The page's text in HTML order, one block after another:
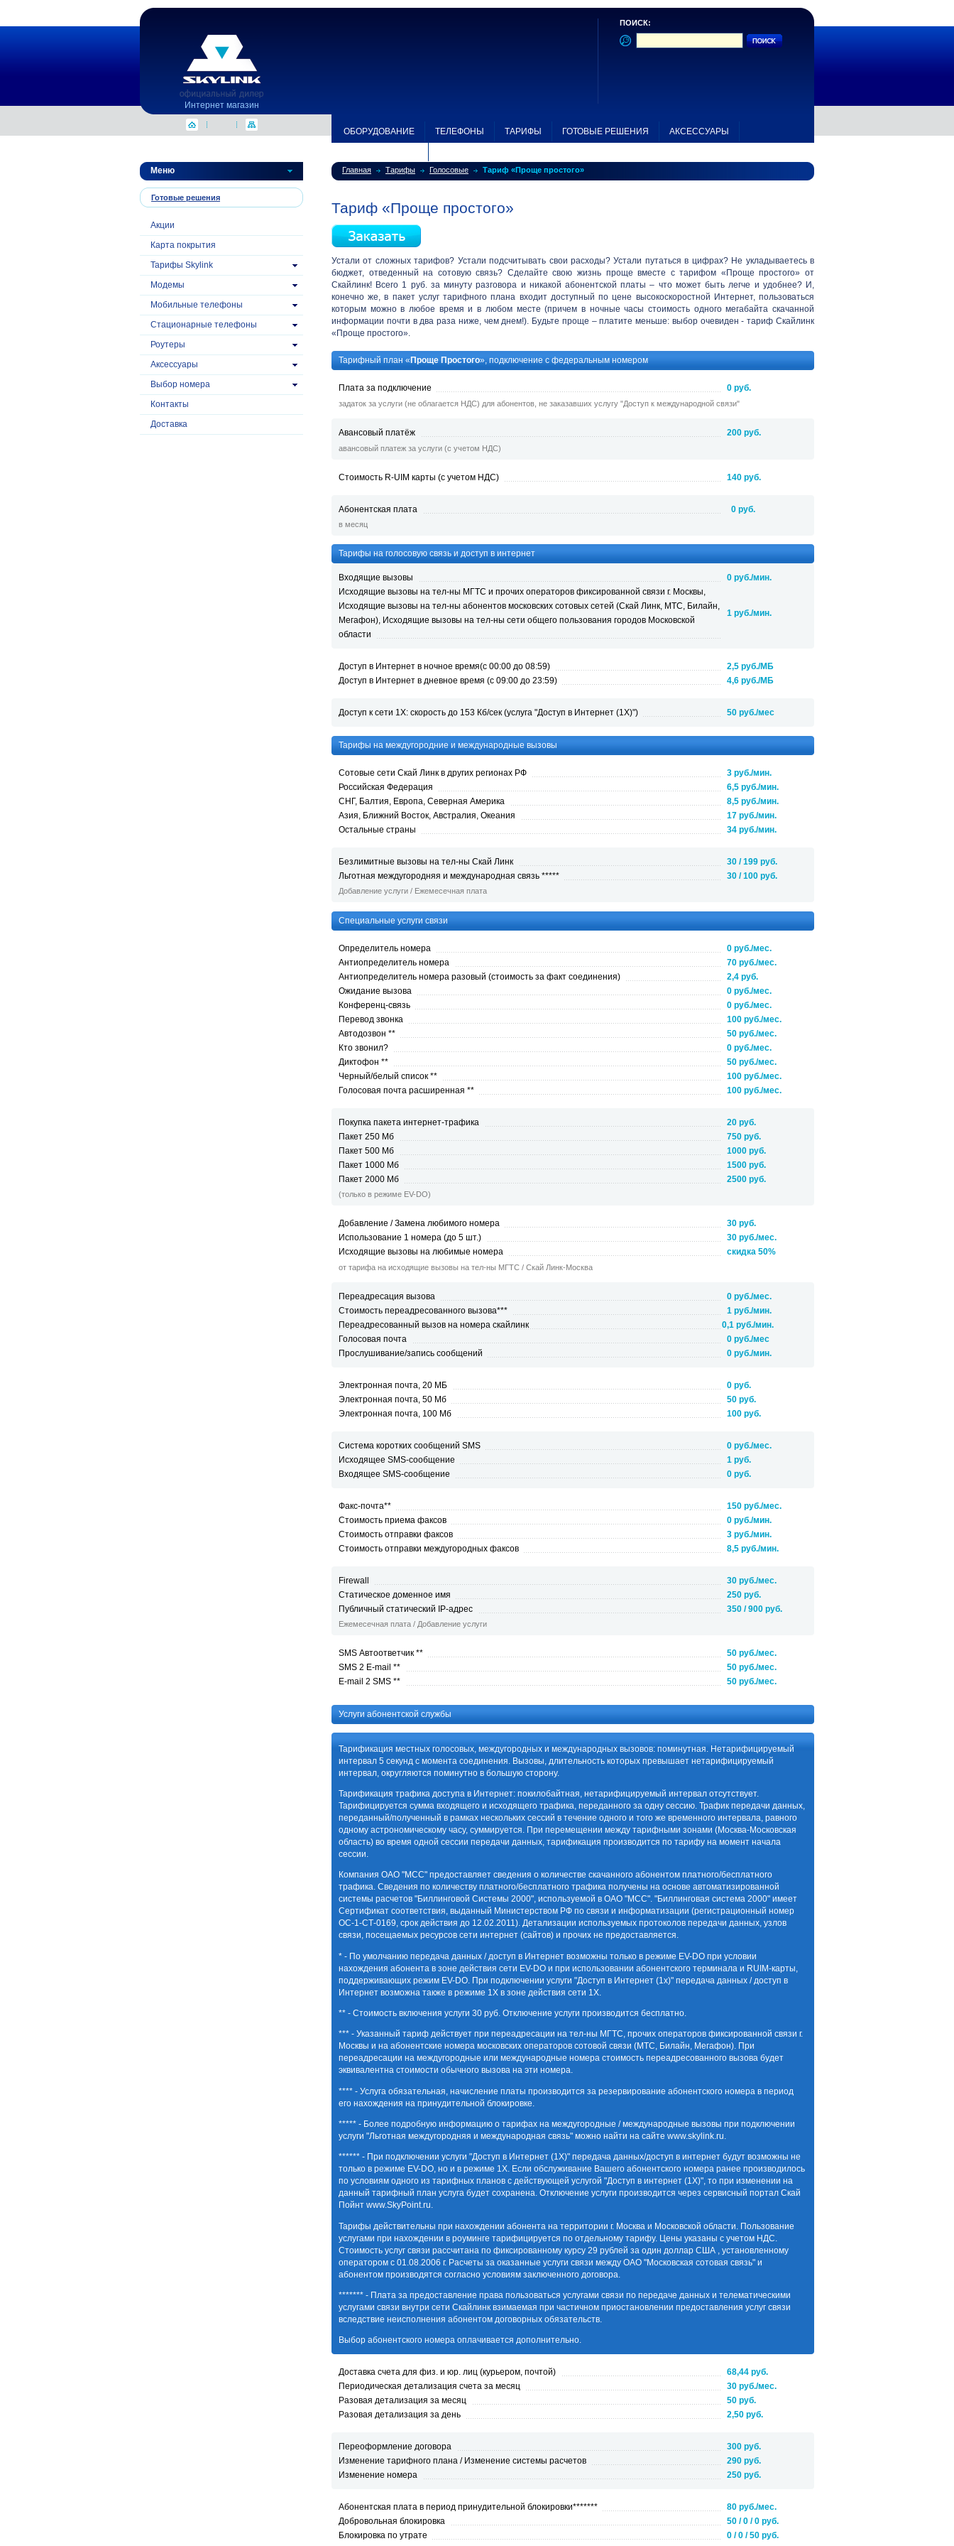
Интернет магазин
ПОИСК:
ОБОРУДОВАНИЕ ТЕЛЕФОНЫ ТАРИФЫ ГОТОВЫЕ РЕШЕНИЯ
АКСЕССУАРЫ
Меню
Готовые решения
Акции
Карта покрытия
Тарифы Skylink
Модемы
Mобильные телефоны
Стационарные телефоны
Роутеры
Аксессуары
Выбор номера
Контакты
Доставка
Главная Тарифы Голосовые Тариф «Проще простого»
Тариф «Проще простого»
Устали от сложных тарифов? Устали подсчитывать свои расходы? Устали путаться в цифрах? Не укладываетесь в
бюджет, отведенный на сотовую связь? Сделайте свою жизнь проще вместе с тарифом «Проще простого» от
Скайлинк! Всего 1 руб. за минуту разговора и никакой абонентской платы – что может быть легче и удобнее? И,
конечно же, в пакет услуг тарифного плана входит доступный по цене высокоскоростной Интернет, пользоваться
которым можно в любое время и в любом месте (причем в ночные часы стоимость одного мегабайта скачанной
информации почти в два раза ниже, чем днем!). Будьте проще – платите меньше: выбор очевиден - тариф Скайлинк
«Проще простого».
Тарифный план « Проще Простого», подключение с федеральным номером
Плата за подключение 0 руб.
задаток за услуги (не облагается НДС) для абонентов, не заказавших услугу "Доступ к международной связи"
Авансовый платёж 200 руб.
авансовый платеж за услуги (с учетом НДС)
Стоимость R-UIM карты (с учетом НДС) 140 руб.
Абонентская плата 0 руб.
в месяц
Тарифы на голосовую связь и доступ в интернет
Входящие вызовы
0 руб./мин.
Исходящие вызовы на тел-ны МГТС и прочих операторов фиксированной связи г. Москвы,
Исходящие вызовы на тел-ны абонентов московских сотовых сетей (Скай Линк, МТС, Билайн,
Мегафон), Исходящие вызовы на тел-ны сети общего пользования городов Московской
области
1 руб./мин.
Доступ в Интернет в ночное время(с 00:00 до 08:59)
2,5 руб./МБ
Доступ в Интернет в дневное время (с 09:00 до 23:59)
4,6 руб./МБ
Доступ к сети 1Х: скорость до 153 Кб/сек (услуга "Доступ в Интернет (1Х)") 50 руб./мес
Тарифы на междугородние и международные вызовы
Сотовые сети Скай Линк в других регионах РФ
3 руб./мин.
Российская Федерация
6,5 руб./мин.
СНГ, Балтия, Европа, Северная Америка
8,5 руб./мин.
Азия, Ближний Восток, Австралия, Океания
17 руб./мин.
Остальные страны
34 руб./мин.
Безлимитные вызовы на тел-ны Скай Линк
30 / 199 руб.
Льготная междугородняя и международная связь *****
30 / 100 руб.
Добавление услуги / Ежемесечная плата
Специальные услуги связи
Определитель номера
0 руб./мес.
Антиопределитель номера
70 руб./мес.
Антиопределитель номера разовый (стоимость за факт соединения)
2,4 руб.
Ожидание вызова
0 руб./мес.
Конференц-связь
0 руб./мес.
Перевод звонка
100 руб./мес.
Автодозвон **
50 руб./мес.
Кто звонил?
0 руб./мес.
Диктофон **
50 руб./мес.
Черный/белый список **
100 руб./мес.
Голосовая почта расширенная **
100 руб./мес.
Покупка пакета интернет-трафика
20 руб.
Пакет 250 Мб
750 руб.
Пакет 500 Мб
1000 руб.
Пакет 1000 Мб
1500 руб.
Пакет 2000 Мб
2500 руб.
(только в режиме EV-DO)
Добавление / Замена любимого номера
30 руб.
Использование 1 номера (до 5 шт.)
30 руб./мес.
Исходящие вызовы на любимые номера
скидка 50%
от тарифа на исходящие вызовы на тел-ны МГТС / Скай Линк-Москва
Переадресация вызова
0 руб./мес.
Стоимость переадресованного вызова***
1 руб./мин.
Переадресованный вызов на номера скайлинк
0,1 руб./мин.
Голосовая почта
0 руб./мес
Прослушивание/запись сообщений
0 руб./мин.
Электронная почта, 20 МБ
0 руб.
Электронная почта, 50 Мб
50 руб.
Электронная почта, 100 Мб
100 руб.
Система коротких сообщений SMS
0 руб./мес.
Исходящее SMS-сообщение
1 руб.
Входящее SMS-сообщение
0 руб.
Факс-почта**
150 руб./мес.
Стоимость приема факсов
0 руб./мин.
Стоимость отправки факсов
3 руб./мин.
Стоимость отправки междугородных факсов
8,5 руб./мин.
Firewall
30 руб./мес.
Статическое доменное имя
250 руб.
Публичный статический IP-адрес
350 / 900 руб.
Ежемесечная плата / Добавление услуги
SMS Автоответчик **
50 руб./мес.
SMS 2 E-mail **
50 руб./мес.
E-mail 2 SMS **
50 руб./мес.
Услуги абонентской службы
Тарификация местных голосовых, междугородных и международных вызовов: поминутная. Нетарифицируемый
интервал 5 секунд с момента соединения. Вызовы, длительность которых превышает нетарифицируемый
интервал, округляются поминутно в большую сторону.
Тарификация трафика доступа в Интернет: покилобайтная, нетарифицируемый интервал отсутствует.
Тарифицируется сумма входящего и исходящего трафика, переданного за одну сессию. Трафик передачи данных,
переданный/полученный в рамках нескольких сессий в течение одного и того же временного интервала, равного
одному астрономическому часу, суммируется. При перемещении между тарифными зонами (Москва-Московская
область) во время одной сессии передачи данных, тарификация производится по тарифу на момент начала
сессии.
Компания ОАО "МСС" предоставляет сведения о количестве скачанного абонентом платного/бесплатного
трафика. Сведения по количеству платного/бесплатного трафика получены на основе автоматизированной
системы расчетов "Биллинговой Системы 2000", используемой в ОАО "МСС". "Биллинговая система 2000" имеет
Сертификат соответствия, выданный Министерством РФ по связи и информатизации (регистрационный номер
ОС-1-СТ-0169, срок действия до 12.02.2011). Детализации используемых протоколов передачи данных, узлов
связи, посещаемых ресурсов сети интернет (сайтов) и прочих не предоставляется.
* - По умолчанию передача данных / доступ в Интернет возможны только в режиме EV-DO при условии
нахождения абонента в зоне действия сети EV-DO и при использовании абонентского терминала и RUIM-карты,
поддерживающих режим EV-DO. При подключении услуги "Доступ в Интернет (1х)" передача данных / доступ в
Интернет возможна также в режиме 1Х в зоне действия сети 1Х.
** - Стоимость включения услуги 30 руб. Отключение услуги производится бесплатно.
*** - Указанный тариф действует при переадресации на тел-ны МГТС, прочих операторов фиксированной связи г.
Москвы и на абонентские номера московских операторов сотовой связи (МТС, Билайн, Мегафон). При
переадресации на междугородные или международные номера стоимость переадресованного вызова будет
эквивалентна стоимости обычного вызова на эти номера.
**** - Услуга обязательная, начисление платы производится за резервирование абонентского номера в период
его нахождения на принудительной блокировке.
***** - Более подробную информацию о тарифах на междугородные / международные вызовы при подключении
услуги "Льготная междугородняя и международная связь" можно найти на сайте www.skylink.ru.
****** - При подключении услуги "Доступ в Интернет (1Х)" передача данных/доступ в интернет будут возможны не
только в режиме EV-DO, но и в режиме 1Х. Если обслуживание Вашего абонентского номера ранее производилось
по условиям одного из тарифных планов с действующей услугой "Доступ в интернет (1Х)", то при изменении на
данный тарифный план услуга будет сохранена. Отключение услуги производится через сервисный портал Скай
Пойнт www.SkyPoint.ru.
Тарифы действительны при нахождении абонента на территории г. Москва и Московской области. Пользование
услугами при нахождении в роуминге тарифицируется по отдельному тарифу. Цены указаны с учетом НДС.
Стоимость услуг связи рассчитана по фиксированному курсу 29 рублей за один доллар США , установленному
оператором с 01.08.2006 г. Расчеты за оказанные услуги связи между ОАО "Московская сотовая связь" и
абонентом производятся согласно условиям заключенного договора.
******* - Плата за предоставление права пользоваться услугами связи по передаче данных и телематическими
услугами связи внутри сети Скайлинк взимаемая при частичном приостановлении предоставления услуг связи
вследствие неисполнения абонентом договорных обязательств.
Выбор абонентского номера оплачивается дополнительно.
Доставка счета для физ. и юр. лиц (курьером, почтой)
68,44 руб.
Периодическая детализация счета за месяц
30 руб./мес.
Разовая детализация за месяц
50 руб.
Разовая детализация за день
2,50 руб.
Переоформление договора
300 руб.
Изменение тарифного плана / Изменение системы расчетов
290 руб.
Изменение номера
250 руб.
Абонентская плата в период принудительной блокировки*******
80 руб./мес.
Добровольная блокировка
50 / 0 / 0 руб.
Блокировка по утрате
0 / 0 / 50 руб.